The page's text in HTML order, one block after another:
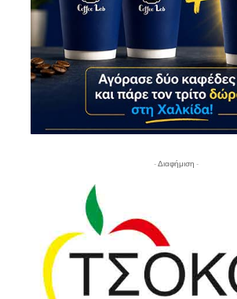
- Διαφήμιση -